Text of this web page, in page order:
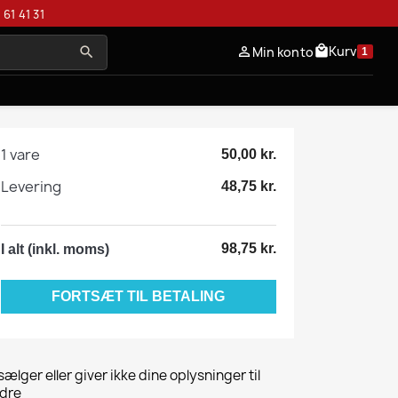
41 31
search person_outline Min kontolocal_mallKurv 1
1 vare 50,00 kr.
Levering 48,75 kr.
I alt (inkl. moms) 98,75 kr.
FORTSÆT TIL BETALING
eller giver ikke dine oplysninger til